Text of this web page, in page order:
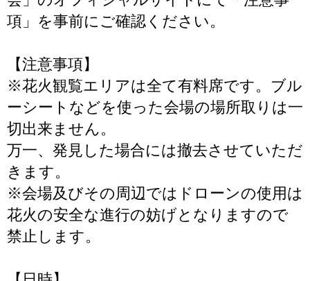
項」を事前にご確認ください。
【注意事項】
※花火観覧エリアは全て有料席です。ブル
ーシートなどを使った会場の場所取りは一
切出来ません。
万一、発見した場合には撤去させていただ
きます。
※会場及びその周辺ではドローンの使用は
花火の安全な進行の妨げとなりますので
禁止します。